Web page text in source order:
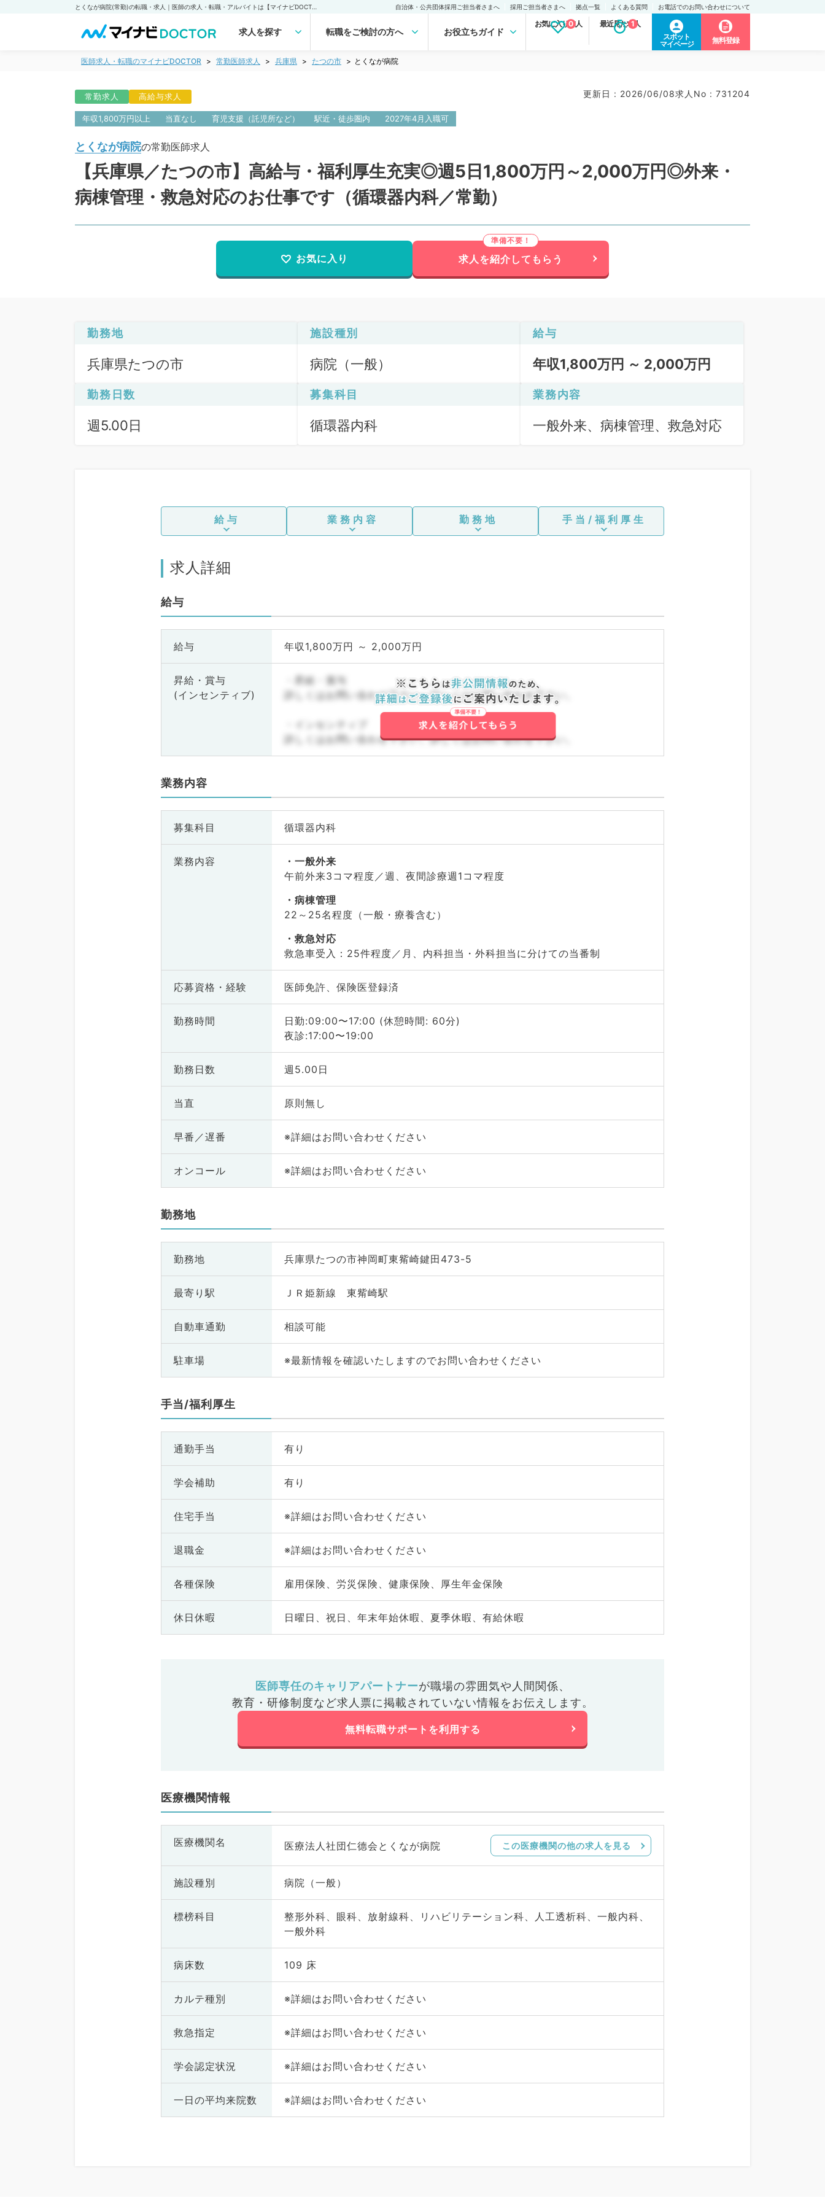
自治体・公共団体採用ご担当者さまへ 採用ご担当者さまへ 拠点一覧 よくある質問 お電話でのお問い合わせについて
求人を探す 転職をご検討の方へ お役立ちガイド
お気に入り求人
0 最近見た求人
1
スポット
マイページ
無料登録
医師求人・転職のマイナビDOCTOR 常勤医師求人 兵庫県 たつの市 とくなが病院
常勤求人 高給与求人 更新日 : 2026/06/08求人No : 731204
年収1,800万円以上 当直なし 育児支援（託児所など） 駅近・徒歩圏内 2027年4月入職可
とくなが病院の常勤医師求人
【兵庫県／たつの市】高給与・福利厚生充実◎週5日1,800万円～2,000万円◎外来・
病棟管理・救急対応のお仕事です（循環器内科／常勤）
お気に入り 求人を紹介してもらう
勤務地
兵庫県たつの市
施設種別
病院（一般）
給与
年収1,800万円 ～ 2,000万円
勤務日数
週5.00日
募集科目
循環器内科
業務内容
一般外来、病棟管理、救急対応
給与 業務内容 勤務地 手当/福利厚生
求人詳細
給与
給与 年収1,800万円 ～ 2,000万円
昇給・賞与
(インセンティブ)
・昇給・賞与
詳しくはお問い合わせ下さい。詳しくはお問い合わせ下さい。
・インセンティブ
詳しくはお問い合わせ下さい。詳しくはお問い合わせ下さい。
業務内容
募集科目 循環器内科
業務内容
一般外来
午前外来3コマ程度／週、夜間診療週1コマ程度
病棟管理
22～25名程度（一般・療養含む）
救急対応
救急車受入：25件程度／月、内科担当・外科担当に分けての当番制
応募資格・ 経験 医師免許、保険医登録済
勤務時間
日勤:09:00〜17:00 (休憩時間: 60分)
夜診:17:00〜19:00
勤務日数 週5.00日
当直 原則無し
早番／遅番 ※詳細はお問い合わせください
オンコール ※詳細はお問い合わせください
勤務地
勤務地 兵庫県たつの市神岡町東觜崎鍵田473-5
最寄り駅 ＪＲ姫新線 東觜崎駅
自動車通勤 相談可能
駐車場 ※最新情報を確認いたしますのでお問い合わせください
手当/福利厚生
通勤手当 有り
学会補助 有り
住宅手当 ※詳細はお問い合わせください
退職金 ※詳細はお問い合わせください
各種保険 雇用保険、労災保険、健康保険、厚生年金保険
休日休暇 日曜日、祝日、年末年始休暇、夏季休暇、有給休暇
医師専任のキャリアパートナーが職場の雰囲気や人間関係、
教育・研修制度など求人票に掲載されていない情報をお伝えします。
無料転職サポートを利用する
医療機関情報
医療機関名 医療法人社団仁德会とくなが病院 この医療機関の他の求人を見る
施設種別 病院（一般）
標榜科目
整形外科、眼科、放射線科、リハビリテーション科、人工透析科、一般内科、
一般外科
病床数 109 床
カルテ種別 ※詳細はお問い合わせください
救急指定 ※詳細はお問い合わせください
学会認定状況 ※詳細はお問い合わせください
一日の平均来院数 ※詳細はお問い合わせください